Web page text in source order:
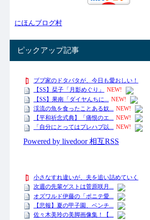
にほんブログ村
ピックアップ記事